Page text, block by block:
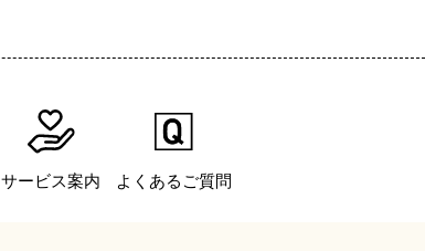
サービス案内 よくあるご質問